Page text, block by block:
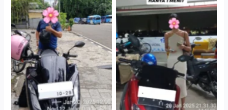
Antar Jemput Kendaraan
Cityplaza Jatinegara
Gedung Parkir P6ASewa
Motor Medan Sunggal No
Ribet, Proses Kilat, Siap
Pakai.